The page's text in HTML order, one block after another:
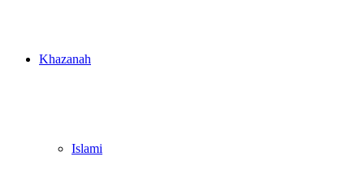
Khazanah
Islami